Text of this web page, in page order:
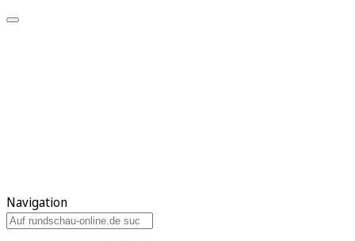
Navigation